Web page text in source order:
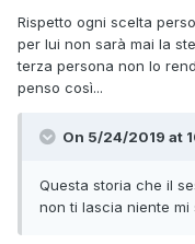
Rispetto ogni scelta
per lui non sarà mai la
terza persona non lo
penso così...
On 5/24/2019 at
Questa storia che il
non ti lascia niente mi